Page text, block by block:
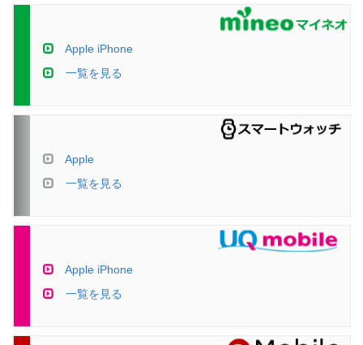
Apple iPhone
一覧を見る
Apple
一覧を見る
Apple iPhone
一覧を見る